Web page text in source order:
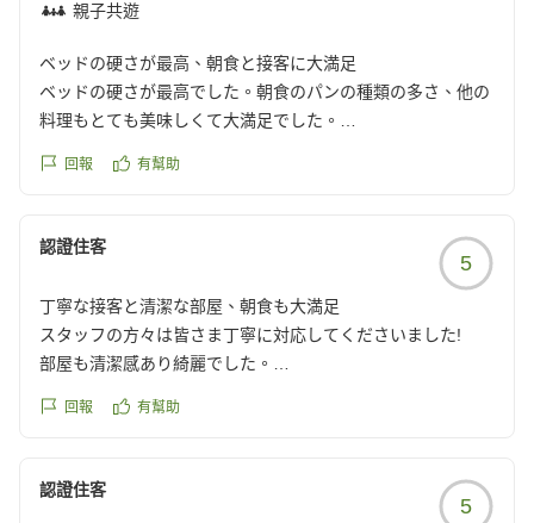
親子共遊
ベッドの硬さが最高、朝食と接客に大満足
ベッドの硬さが最高でした。朝食のパンの種類の多さ、他の
料理もとても美味しくて大満足でした。
顔一つもせず対応していただき、とても楽しい宿泊になりま
クチコミの詳細はこちらから
https://review.travel.rakuten.co.jp/hotel/voice/141282?
回報 有幫助
認證住客
5
丁寧な接客と清潔な部屋、朝食も大満足
スタッフの方々は皆さま丁寧に対応してくださいました!
部屋も清潔感あり綺麗でした。
ドリンクバーがあるのも魅力的でした。
この度はお世話になりました。
回報 有幫助
認證住客
5